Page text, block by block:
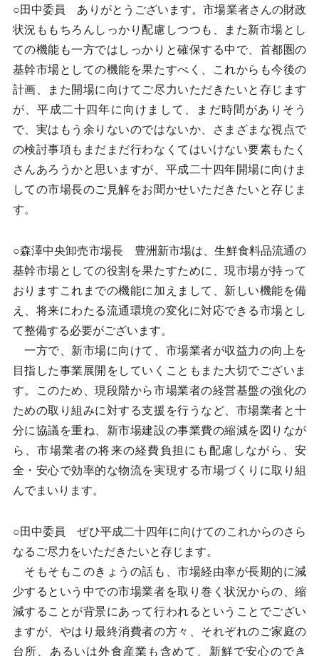
○田中委員 ありがとうございます。市場業者さんの財政
状況ももちろんしっかり配慮しつつも、また新市場とし
ての機能も一方ではしっかりと確保する中で、首都圏の
基幹市場としての機能を果たすべく、これからも今後の
計画、また開場に向けてご尽力いただきたいと存じます
が、平成二十四年に向けまして、まだ時間がありそう
で、実はもう余りないのではないか、さまざまな視点で
の検討事項もまだまだ行わなくてはいけない要素もたく
さんあろうかと思いますが、平成二十四年開場に向けま
しての市場長のご見解をお聞かせいただきたいと存じま
す。
○森澤中央卸売市場長 豊洲新市場は、生鮮食料品流通の
基幹市場としての役割を果たすために、現市場が持って
おりますこれまでの機能に加えまして、新しい機能を備
え、将来にわたる流通環境の変化に対応できる市場とし
て整備する必要がございます。
一方で、新市場に向けて、市場業者が収益力の向上を
目指した事業展開をしていくこともまた大切でございま
す。このため、現段階から市場業者の経営基盤の強化の
ための取り組みに対する支援を行うなど、市場業者と十
分に協議を重ね、新市場建設の事業費の縮減を図りなが
ら、市場業者の将来の経費負担にも配慮しながら、安
全・安心で効率的な物流を実現する市場づくりに取り組
んでまいります。
○田中委員 ぜひ平成二十四年に向けてのこれからのさら
なるご尽力をいただきたいと存じます。
そもそもこのきょうの話も、市場経由率が長期的に減
少するという中での市場業者を取り巻く状況からの、縮
減することが背景にあって行われるということでござい
ますが、やはり最終消費者の方々、それぞれのご家庭の
台所、あるいは外食産業も含めて、新鮮で安心のでき